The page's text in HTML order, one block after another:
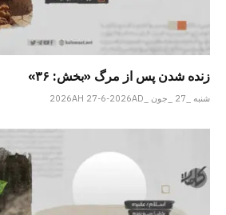
زنده شدن پس از مرگ «بخش: ۳۶»
شنبه _27 _جون _2026AH 27-6-2026AD